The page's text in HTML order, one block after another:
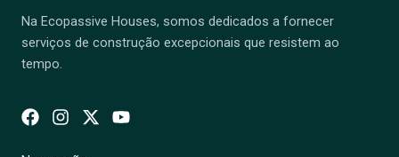
Na Ecopassive Houses, somos dedicados a fornecer
serviços de construção excepcionais que resistem ao
tempo.